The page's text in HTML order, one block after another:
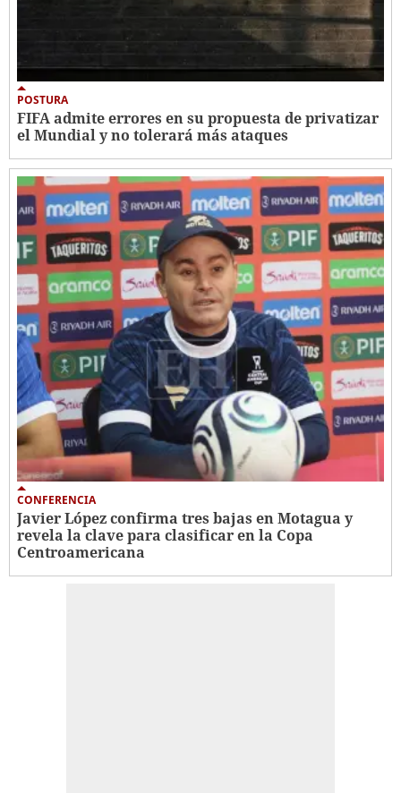
POSTURA
FIFA admite errores en su propuesta de privatizar
el Mundial y no tolerará más ataques
CONFERENCIA
Javier López confirma tres bajas en Motagua y
revela la clave para clasificar en la Copa
Centroamericana